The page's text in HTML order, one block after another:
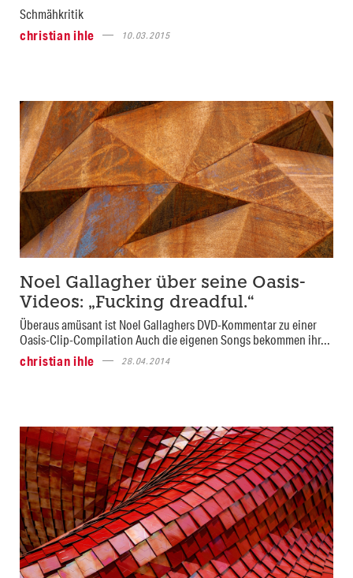
Schmähkritik
christian ihle
10.03.2015
Noel Gallagher über seine Oasis-
Videos: „Fucking dreadful.“
Überaus amüsant ist Noel Gallaghers DVD-Kommentar zu einer
Oasis-Clip-Compilation Auch die eigenen Songs bekommen ihr...
christian ihle
28.04.2014